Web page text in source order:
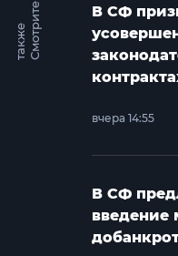
С
м
о
т
р и
т
е
т
а
к
ж
е
В СФ
вчера 14:55
В СФ
введение